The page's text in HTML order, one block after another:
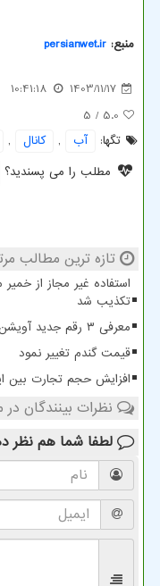
منبع: persianwet.ir
1403/11/17
10:41:18
5.0
/ 5
تگها:
آب , كانال ,
مطلب را می پسندید؟
تازه ترین مطالب
استفاده غیر مجاز از
تکذیب شد
معرفی ۳ رقم جدید آویشن
قیمت گندم تغییر نمود
افزایش حجم تجارت بین ایران و
نظرات بینندگان
لطفا شما هم نظر